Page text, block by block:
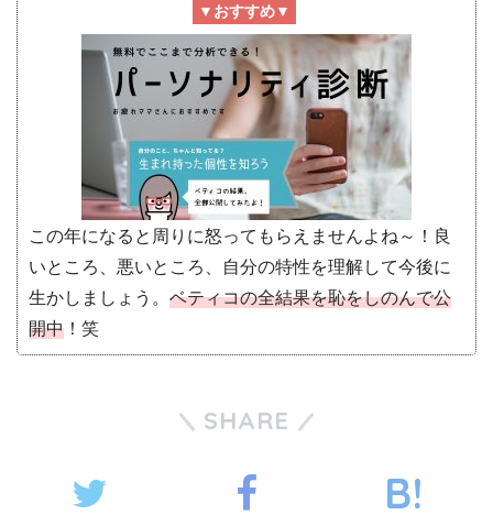
▼おすすめ▼
この年になると周りに怒ってもらえませんよね～！良
いところ、悪いところ、自分の特性を理解して今後に
生かしましょう。 ベティコの全結果を恥をしのんで公
開中 ！笑
SHARE